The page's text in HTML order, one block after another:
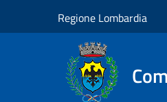
Regione Lombardia